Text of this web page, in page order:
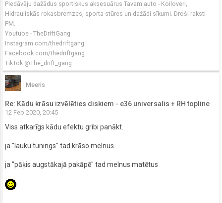
Piedāvāju dažādus sportiskus aksesuārus Tavam auto - Koiloveri,
Hidrauliskās rokasbremzes, sporta stūres un dažādi sīkumi. Droši raksti
PM.
Youtube - TheDriftGang
Instagram.com/thedriftgang
Facebook.com/thedriftgang
TikTok @The_drift_gang
Meeris
Re: Kādu krāsu izvēlēties diskiem - e36 universalis + RH topline
12 Feb 2020, 20:45
Viss atkarīgs kādu efektu gribi panākt.
ja "lauku tunings" tad krāso melnus.
ja "pāķis augstākajā pakāpē" tad melnus matētus